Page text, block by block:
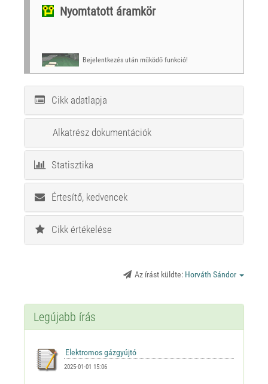
Nyomtatott áramkör
Bejelentkezés után működő funkció!
Cikk adatlapja
Alkatrész dokumentációk
Statisztika
Értesítő, kedvencek
Cikk értékelése
Az írást küldte: Horváth Sándor
Legújabb írás
2025-01-01 15:06